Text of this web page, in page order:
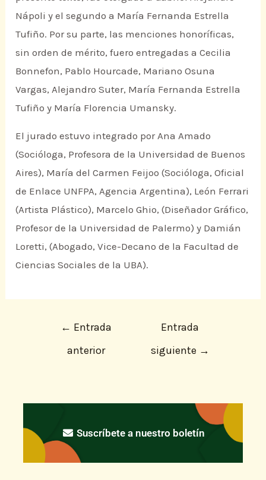
Nápoli y el segundo a María Fernanda Estrella
Tufiño. Por su parte, las menciones honoríficas,
sin orden de mérito, fuero entregadas a Cecilia
Bonnefon, Pablo Hourcade, Mariano Osuna
Vargas, Alejandro Suter, María Fernanda Estrella
Tufiño y María Florencia Umansky.
El jurado estuvo integrado por Ana Amado
(Socióloga, Profesora de la Universidad de Buenos
Aires), María del Carmen Feijoo (Socióloga, Oficial
de Enlace UNFPA, Agencia Argentina), León Ferrari
(Artista Plástico), Marcelo Ghio, (Diseñador Gráfico,
Profesor de la Universidad de Palermo) y Damián
Loretti, (Abogado, Vice-Decano de la Facultad de
Ciencias Sociales de la UBA).
← Entrada
anterior
Entrada
siguiente →
Suscríbete a nuestro boletín